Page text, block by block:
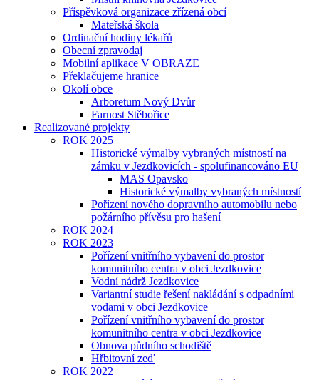
Příspěvková organizace zřízená obcí
Mateřská škola
Ordinační hodiny lékařů
Obecní zpravodaj
Mobilní aplikace V OBRAZE
Překlačujeme hranice
Okolí obce
Arboretum Nový Dvůr
Farnost Stěbořice
Realizované projekty
ROK 2025
Historické výmalby vybraných místností na
zámku v Jezdkovicích - spolufinancováno EU
MAS Opavsko
Historické výmalby vybraných místností
Pořízení nového dopravního automobilu nebo
požárního přívěsu pro hašení
ROK 2024
ROK 2023
Pořízení vnitřního vybavení do prostor
komunitního centra v obci Jezdkovice
Vodní nádrž Jezdkovice
Variantní studie řešení nakládání s odpadními
vodami v obci Jezdkovice
Pořízení vnitřního vybavení do prostor
komunitního centra v obci Jezdkovice
Obnova půdního schodiště
Hřbitovní zeď
ROK 2022